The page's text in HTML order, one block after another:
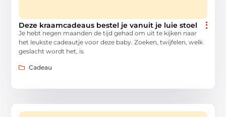
Deze kraamcadeaus bestel je vanuit je luie stoel
Je hebt negen maanden de tijd gehad om uit te kijken naar
het leukste cadeautje voor deze baby. Zoeken, twijfelen, welk
geslacht wordt het, is
Cadeau